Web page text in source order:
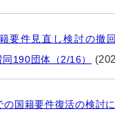
要件見直し検討の撤
190団体（2/16）
国籍要件復活の検討